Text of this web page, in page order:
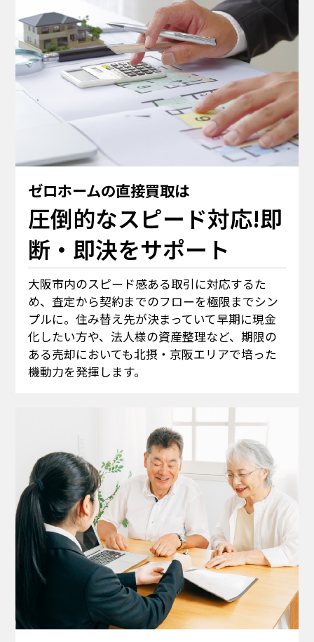
ゼロホームの直接買取は
圧倒的なスピード対応!即
断・即決をサポート
大阪市内のスピード感ある取引に対応するた
め、査定から契約までのフローを極限までシン
プルに。住み替え先が決まっていて早期に現金
化したい方や、法人様の資産整理など、期限の
ある売却においても北摂・京阪エリアで培った
機動力を発揮します。